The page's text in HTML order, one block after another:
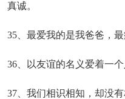
真诚。
35、最爱我的是我爸爸，最
36、以友谊的名义爱着一个
37、我们相识相知，却没有